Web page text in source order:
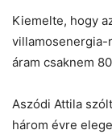
Kiemelte, hogy
villamosenergia-
áram csaknem
Aszódi Attila
három évre